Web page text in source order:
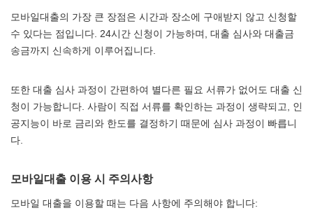
모바일대출의 가장 큰 장점은 시간과 장소에 구애받지 않고 신청할
수 있다는 점입니다. 24시간 신청이 가능하며, 대출 심사와 대출금
송금까지 신속하게 이루어집니다.
또한 대출 심사 과정이 간편하여 별다른 필요 서류가 없어도 대출 신
청이 가능합니다. 사람이 직접 서류를 확인하는 과정이 생략되고, 인
공지능이 바로 금리와 한도를 결정하기 때문에 심사 과정이 빠릅니
다.
모바일대출 이용 시 주의사항
모바일 대출을 이용할 때는 다음 사항에 주의해야 합니다: